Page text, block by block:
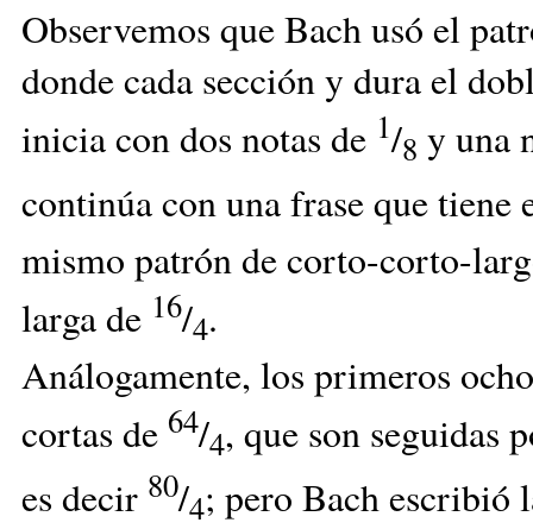
Observemos que Bach usó el
donde cada sección y dura el
inicia con dos notas de 1/8 y una
continúa con una frase que
mismo patrón de corto-corto-
larga de 16/4.
Análogamente, los primeros
cortas de 64/4, que son seguidas
es decir 80/4; pero Bach escribió